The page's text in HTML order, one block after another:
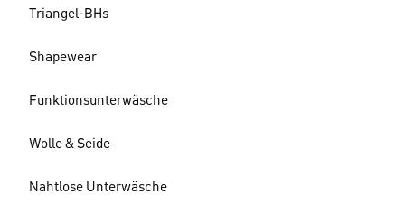
Triangel-BHs
Shapewear
Funktionsunterwäsche
Wolle & Seide
Nahtlose Unterwäsche